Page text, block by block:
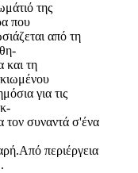
της
που
από τη
και τη
για τις
τον συναντά σ'ένα
περιέργεια